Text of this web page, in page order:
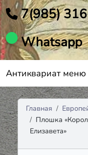
7(985)
Whatsapp
Антиквариат меню
Главная
Плошка
Елизавета»